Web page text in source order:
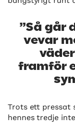
Så går
vevar
framför
Trots ett pressat
hennes tredje